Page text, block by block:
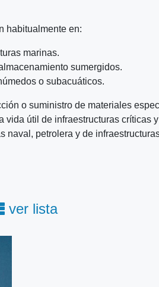
habitualmente en:
marinas.
sumergidos.
o subacuáticos.
o suministro de materiales
útil de infraestructuras críticas
naval, petrolera y de
ver lista